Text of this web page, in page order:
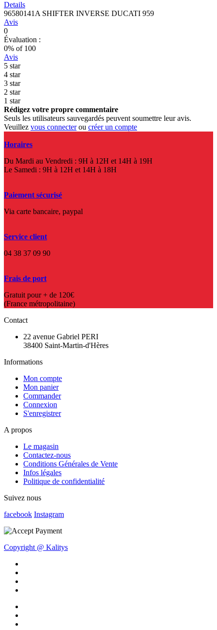
Details
96580141A SHIFTER INVERSE DUCATI 959
Avis
0
Évaluation :
0% of 100
Avis
5 star
4 star
3 star
2 star
1 star
Rédigez votre propre commentaire
Seuls les utilisateurs sauvegardés peuvent soumettre leur avis.
Veuillez vous connecterou créer un compte
Horaires
Du Mardi au Vendredi : 9H à 12H et 14H à 19H
Le Samedi : 9H à 12H et 14H à 18H
Paiement sécurisé
Via carte bancaire, paypal
Service client
04 38 37 09 90
Frais de port
Gratuit pour + de 120€
(France métropolitaine)
Contact
22 avenue Gabriel PERI
38400 Saint-Martin-d'Hères
Informations
Mon compte
Mon panier
Commander
Connexion
S'enregistrer
A propos
Le magasin
Contactez-nous
Conditions Générales de Vente
Infos légales
Politique de confidentialité
Suivez nous
facebook Instagram
Copyright @ Kalitys